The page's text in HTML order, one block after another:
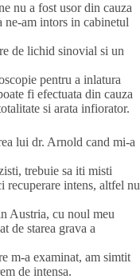
nu a fost usor din cauza
ne-am intors in cabinetul
de lichid sinovial si un
pentru a inlatura
fi efectuata din cauza
si arata infiorator.
lui dr. Arnold cand mi-a
trebuie sa iti misti
recuperare intens, altfel nu
Austria, cu noul meu
de starea grava a
m-a examinat, am simtit
de intensa.